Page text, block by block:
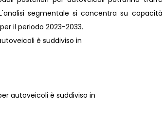
segmentale si concentra su capacità
il periodo 2023-2033.
è suddiviso in
autoveicoli è suddiviso in